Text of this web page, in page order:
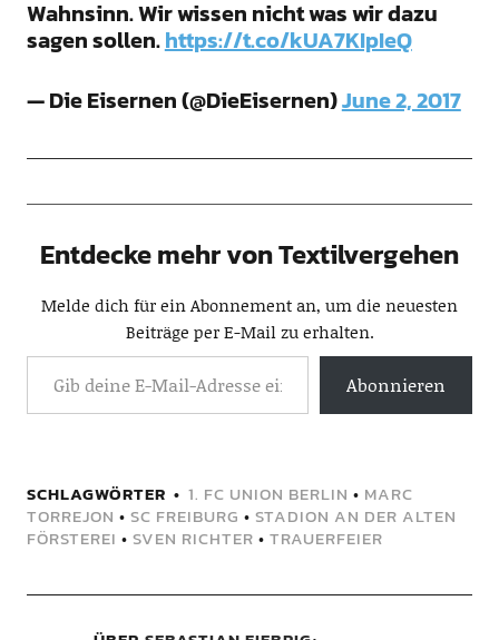
Wahnsinn. Wir wissen nicht was wir dazu
sagen sollen.https://t.co/kUA7KIpIeQ
— Die Eisernen (@DieEisernen)June 2, 2017
Entdecke mehr von Textilvergehen
Melde dich für ein Abonnement an, um die neuesten
Beiträge per E-Mail zu erhalten.
Abonnieren
SCHLAGWÖRTER 1. FC UNION BERLIN • MARC
TORREJON • SC FREIBURG • STADION AN DER ALTEN
FÖRSTEREI • SVEN RICHTER • TRAUERFEIER